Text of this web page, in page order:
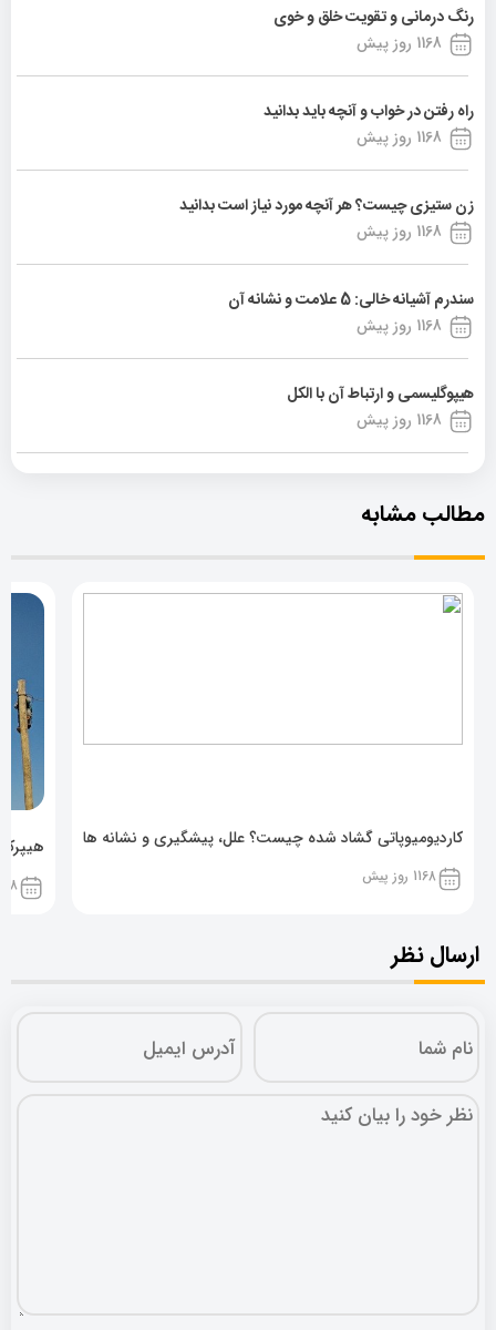
رنگ درمانی و تقویت خلق و خوی
1168 روز پیش
راه رفتن در خواب و آنچه باید بدانید
1168 روز پیش
زن ستیزی چیست؟ هر آنچه مورد نیاز است بدانید
1168 روز پیش
سندرم آشیانه خالی: 5 علامت و نشانه آن
1168 روز پیش
هیپوگلیسمی و ارتباط آن با الکل
1168 روز پیش
مطالب مشابه
کاردیومیوپاتی گشاد شده چیست؟ علل، پیشگیری و نشانه ها
1168 روز پیش 1168
ارسال نظر